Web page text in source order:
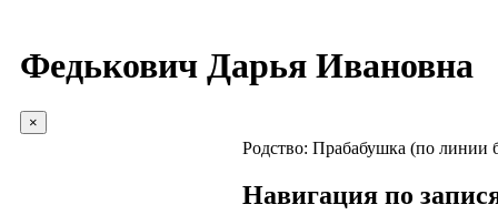
Федькович Дарья Ивановна
×
Родство: Прабабушка (по линии
Навигация по